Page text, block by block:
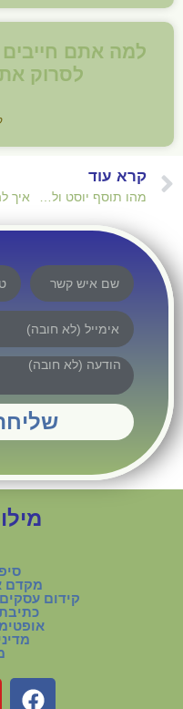
לסרוק
קרא עוד
מקדם
קידום